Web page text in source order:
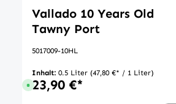
Vallado 10 Years Old
Tawny Port
5017009-10HL
Inhalt: 0.5 Liter (47,80 €* / 1 Liter)
Sofort verfügbar, Lieferzeit: 1-3 Tage
23,90 €*